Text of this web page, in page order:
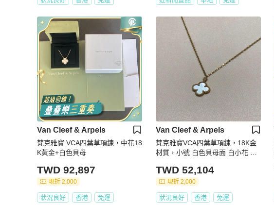
Van Cleef & Arpels
梵克雅寶 VCA四葉草項鍊，中花18
K黃金+白色貝母
TWD 92,897
現折 2,000
狀況良好 香港 免運
Van Cleef & Arpels
梵克雅寶VCA四葉草項鍊，18K金
材質，小號 白色貝母面 白小花 單
TWD 52,104
現折 2,000
狀況良好 香港 免運